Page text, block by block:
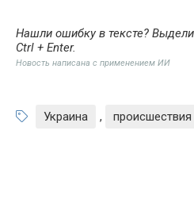
Нашли ошибку в тексте?
Ctrl + Enter.
Новость написана с применением ИИ
Украина , происшествия